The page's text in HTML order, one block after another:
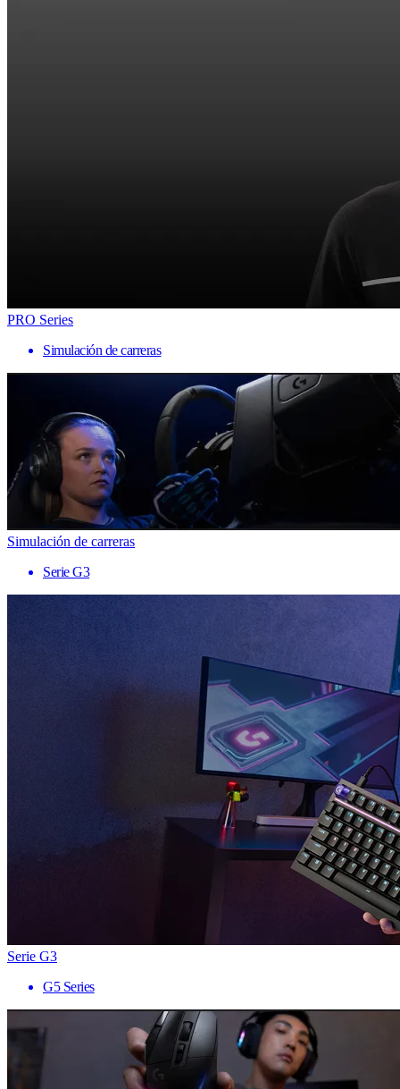
PRO Series
Simulación de carreras
Simulación de carreras
Serie G3
Serie G3
G5 Series